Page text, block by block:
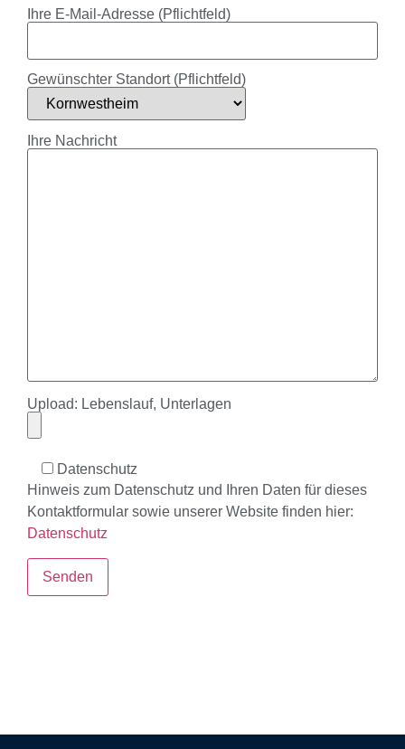
Ihre E-Mail-Adresse (Pflichtfeld)
Gewünschter Standort (Pflichtfeld)
Ihre Nachricht
Upload: Lebenslauf, Unterlagen
Datenschutz
Hinweis zum Datenschutz und Ihren Daten für dieses
Kontaktformular sowie unserer Website finden hier:
Datenschutz
Bitte lasse dieses Feld leer.